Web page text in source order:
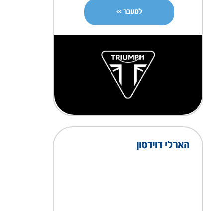
למעבר >>
הארלי דוידסון